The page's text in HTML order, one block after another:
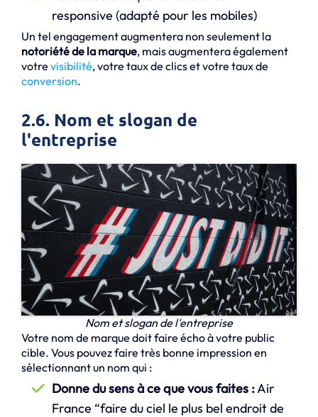
responsive (adapté pour les mobiles)
Un tel engagement augmentera non seulement la
notoriété de la marque, mais augmentera également
votre visibilité, votre taux de clics et votre taux de
conversion.
2.6. Nom et slogan de
l'entreprise
Nom et slogan de l'entreprise
Votre nom de marque doit faire écho à votre public
cible. Vous pouvez faire très bonne impression en
sélectionnant un nom qui :
Donne du sens à ce que vous faites :Air
France “faire du ciel le plus bel endroit de